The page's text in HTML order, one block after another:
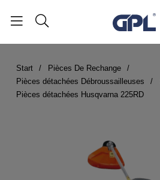
Start
Pièces De Rechange
Pièces détachées Débroussailleuses
Pièces détachées Husqvarna 225RD